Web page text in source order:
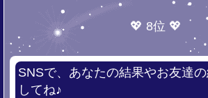
💖 8位 💖
SNSで、あなたの結果やお友達
してね♪